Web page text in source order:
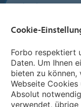
Forbo Flooring
Forbo Movement
Land auswählen
Land auswählen
Cookie-
Forbo respektiert
Daten. Um Ihnen
bieten zu können,
Webseite Cookies
Absolut
verwendet, übrige